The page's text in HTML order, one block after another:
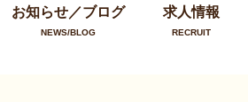
お知らせ／ブログ
NEWS/BLOG
求人情報
RECRUIT